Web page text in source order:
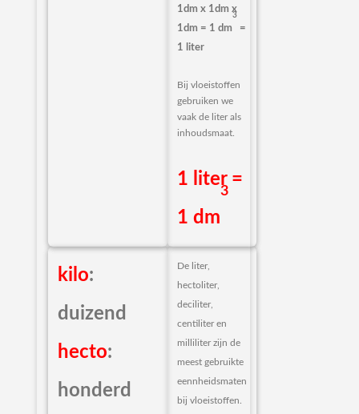
1dm x 1dm x
1dm = 1 dm
3
=
1 liter
Bij vloeistoffen
gebruiken we
vaak de liter als
inhoudsmaat.
1 liter =
1 dm
3
kilo:
duizend
hecto:
honderd
De liter,
hectoliter,
deciliter,
centiliter en
milliliter zijn de
meest gebruikte
eennheidsmaten
bij vloeistoffen.